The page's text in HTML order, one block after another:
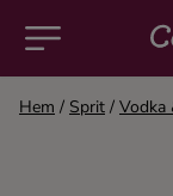
Hem / Sprit / Vodka